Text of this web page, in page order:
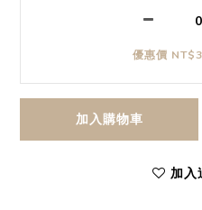
優惠價
加入購物車
加入